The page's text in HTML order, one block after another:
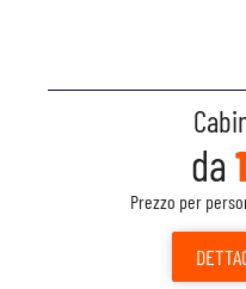
da
Prezzo per